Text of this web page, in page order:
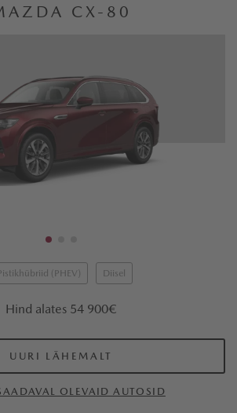
CX-80
(PHEV) Diisel
Hind alates 54 900€
UURI LÄHEMALT
OLEVAID AUTOSID